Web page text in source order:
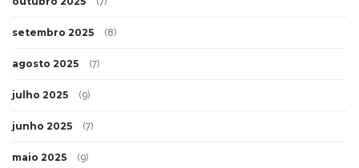
setembro 2025 (8)
agosto 2025 (7)
julho 2025 (9)
junho 2025 (7)
maio 2025 (9)